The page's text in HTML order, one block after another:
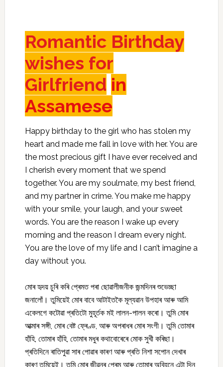
Romantic Birthday
wishes for
Girlfriend in
Assamese
Happy birthday to the girl who has stolen my
heart and made me fall in love with her. You are
the most precious gift I have ever received and
I cherish every moment that we spend
together. You are my soulmate, my best friend,
and my partner in crime. You make me happy
with your smile, your laugh, and your sweet
words. You are the reason I wake up every
morning and the reason I dream every night.
You are the love of my life and I can’t imagine a
day without you.
মোৰ হৃদয় চুৰি কৰি প্ৰেমত পৰা ছোৱালীজনীক জন্মদিনৰ শুভেচ্ছা
জনালোঁ। তুমিয়েই মোৰ বাবে আটাইতকৈ মূল্যৱান উপহাৰ আৰু আমি
একেলগে কটোৱা প্ৰতিটো মুহূৰ্তক মই লালন-পালন কৰো। তুমি মোৰ
আত্মাৰ সঙ্গী, মোৰ বেষ্ট ফ্ৰেণ্ড, আৰু অপৰাধৰ মোৰ সংগী। তুমি তোমাৰ
হাঁহি, তোমাৰ হাঁহি, তোমাৰ মধুৰ কথাবোৰেৰে মোক সুখী কৰিছা।
প্ৰতিদিনে ৰাতিপুৱা সাৰ পোৱাৰ কাৰণ আৰু প্ৰতি নিশা সপোন দেখাৰ
কাৰণ তুমিয়েই। তুমি মোৰ জীৱনৰ প্ৰেম আৰু তোমাৰ অবিহনে এটা দিন